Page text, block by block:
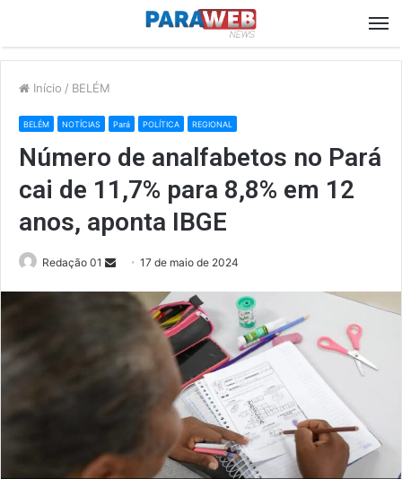
Início / BELÉM
BELÉM NOTÍCIAS Pará POLÍTICA REGIONAL
Número de analfabetos no Pará
cai de 11,7% para 8,8% em 12
anos, aponta IBGE
Redação 01
Send
email
17 de maio de 2024